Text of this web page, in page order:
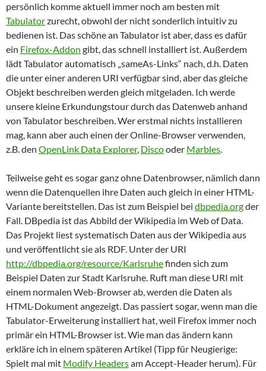
persönlich komme aktuell immer noch am besten mit
Tabulatorzurecht, obwohl der nicht sonderlich intuitiv zu
bedienen ist. Das schöne an Tabulator ist aber, dass es dafür
ein Firefox-Addon gibt, das schnell installiert ist. Außerdem
lädt Tabulator automatisch „sameAs-Links“ nach, d.h. Daten
die unter einer anderen URI verfügbar sind, aber das gleiche
Objekt beschreiben werden gleich mitgeladen. Ich werde
unsere kleine Erkundungstour durch das Datenweb anhand
von Tabulator beschreiben. Wer erstmal nichts installieren
mag, kann aber auch einen der Online-Browser verwenden,
z.B. den OpenLink Data Explorer, Discooder Marbles.
Teilweise geht es sogar ganz ohne Datenbrowser, nämlich dann
wenn die Datenquellen ihre Daten auch gleich in einer HTML-
Variante bereitstellen. Das ist zum Beispiel bei dbpedia.orgder
Fall. DBpedia ist das Abbild der Wikipedia im Web of Data.
Das Projekt liest systematisch Daten aus der Wikipedia aus
und veröffentlicht sie als RDF. Unter der URI
http://dbpedia.org/resource/Karlsruhefinden sich zum
Beispiel Daten zur Stadt Karlsruhe. Ruft man diese URI mit
einem normalen Web-Browser ab, werden die Daten als
HTML-Dokument angezeigt. Das passiert sogar, wenn man die
Tabulator-Erweiterung installiert hat, weil Firefox immer noch
primär ein HTML-Browser ist. Wie man das ändern kann
erkläre ich in einem späteren Artikel (Tipp für Neugierige:
Spielt mal mit Modify Headersam Accept-Header herum). Für